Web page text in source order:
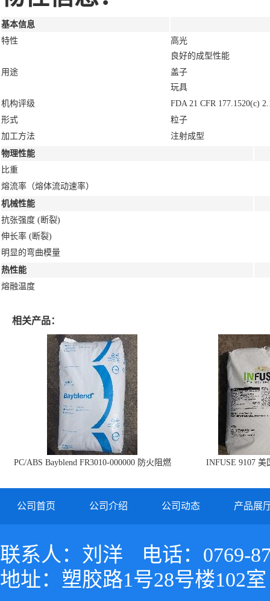
基本信息
特性
高光
良好的成型性能
用途
盖子
玩具
机构评级
FDA 21 CFR 177.1520(c)
形式
粒子
加工方法
注射成型
物理性能
比重
熔流率（熔体流动速率）
机械性能
抗张强度 (断裂)
伸长率 (断裂)
明显的弯曲模量
热性能
熔融温度
相关产品：
PC/ABS Bayblend FR3010-000000 防火阻燃
INFUSE 9107 美
公司首页 公司介绍 公司动态 产品展
联系人：刘洋
电话：0769-
地址：塑胶路1号28号楼102室